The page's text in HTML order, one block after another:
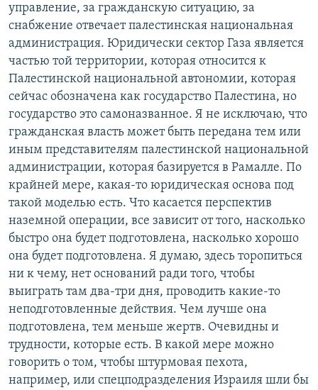
управление, за гражданскую ситуацию, за
снабжение отвечает палестинская национальная
администрация. Юридически сектор Газа является
частью той территории, которая относится к
Палестинской национальной автономии, которая
сейчас обозначена как государство Палестина, но
государство это самоназванное. Я не исключаю, что
гражданская власть может быть передана тем или
иным представителям палестинской национальной
администрации, которая базируется в Рамалле. По
крайней мере, какая-то юридическая основа под
такой моделью есть. Что касается перспектив
наземной операции, все зависит от того, насколько
быстро она будет подготовлена, насколько хорошо
она будет подготовлена. Я думаю, здесь торопиться
ни к чему, нет оснований ради того, чтобы
выиграть там два-три дня, проводить какие-то
неподготовленные действия. Чем лучше она
подготовлена, тем меньше жертв. Очевидны и
трудности, которые есть. В какой мере можно
говорить о том, чтобы штурмовая пехота,
например, или спецподразделения Израиля шли бы